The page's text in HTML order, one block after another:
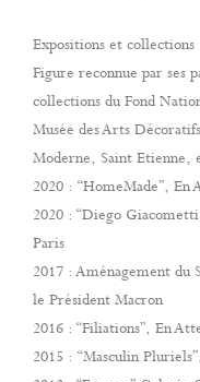
Expositions et collections
Figure reconnue par ses
collections du Fond
Musée des Arts
Moderne, Saint Etienne,
2020 : “HomeMade”, En
2020 : “Diego
Paris
2017 : Aménagement
le Président Macron
2016 : “Filiations”, En
2015 : “Masculin